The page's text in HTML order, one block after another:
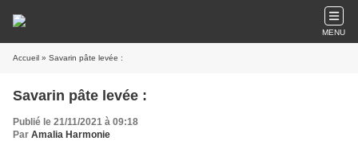
MENU
Accueil » Savarin pâte levée :
Savarin pâte levée :
Publié le 21/11/2021 à 09:18
Par Amalia Harmonie